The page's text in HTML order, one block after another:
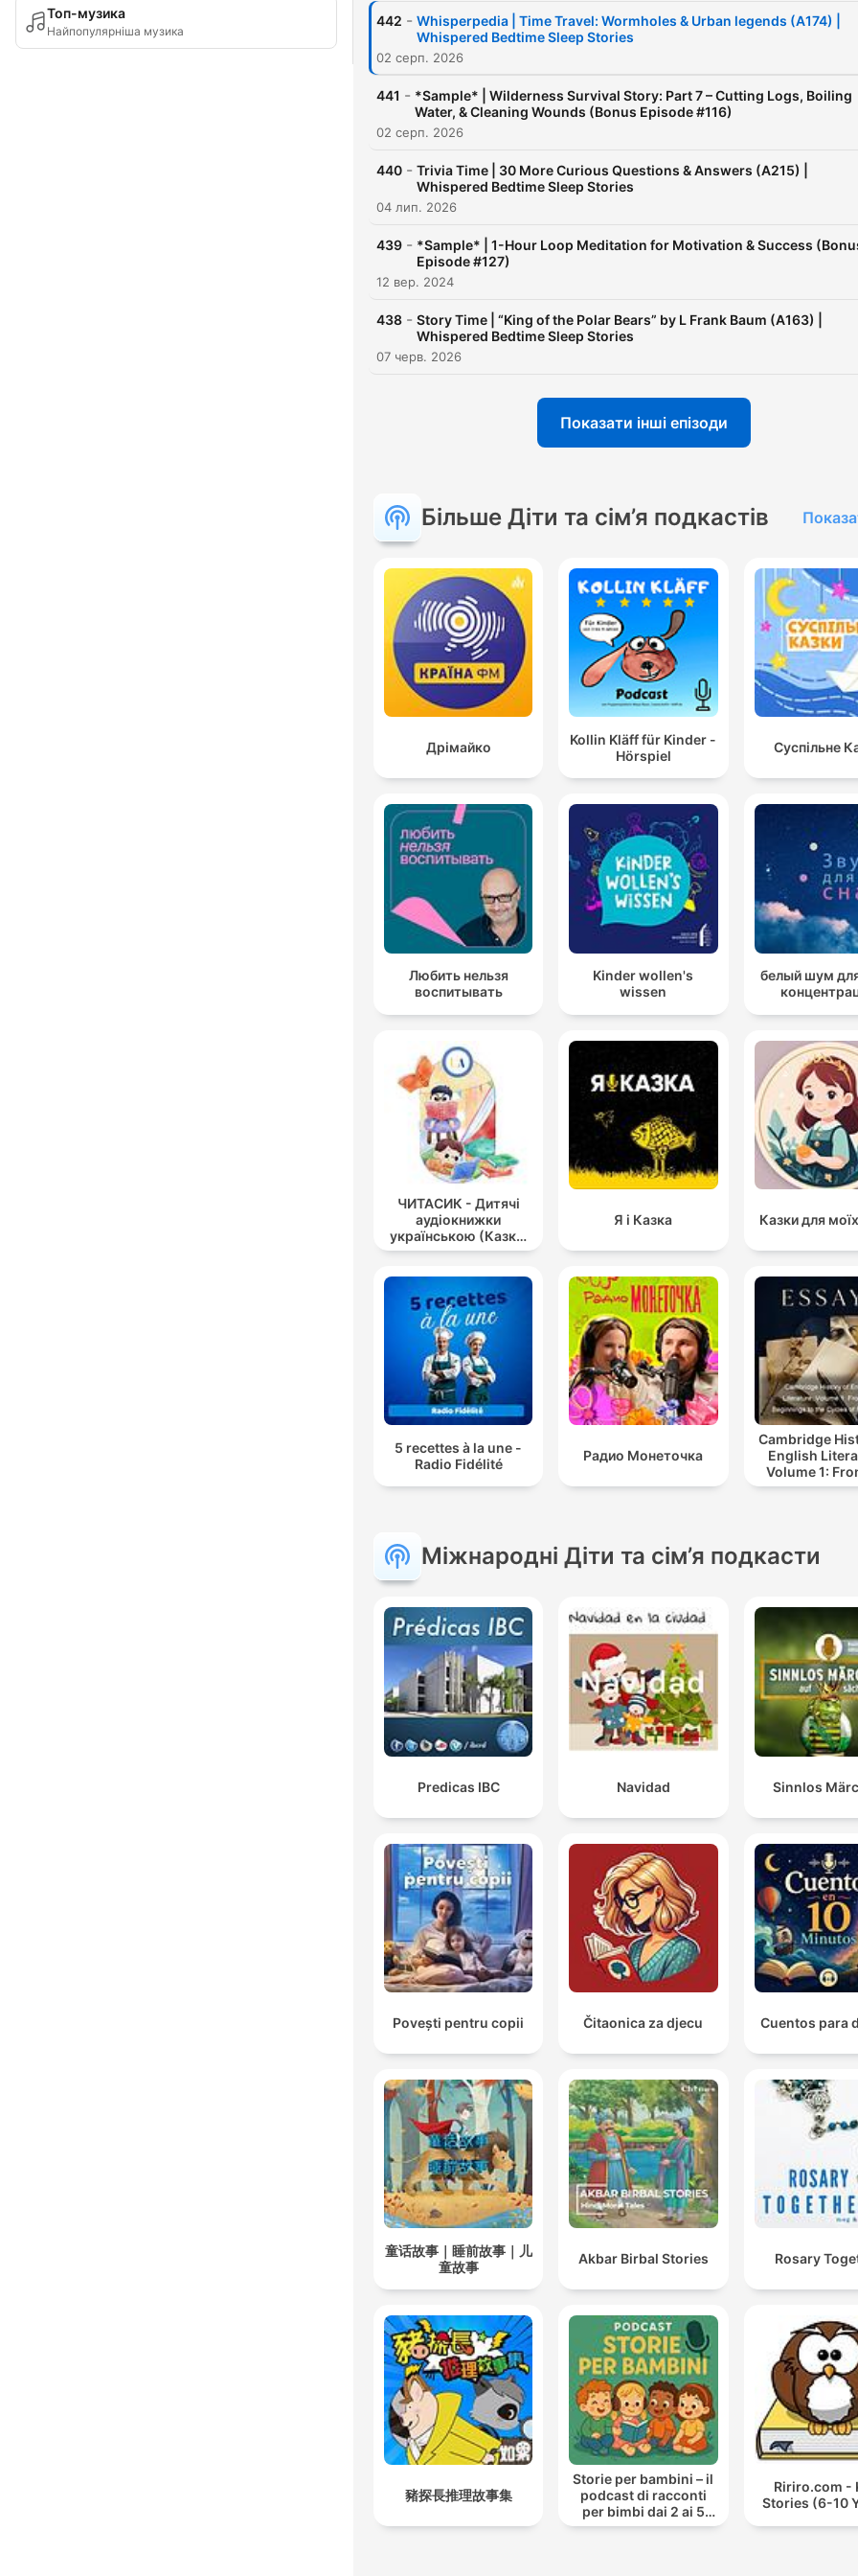
Топ-музика
Найпопулярніша музика
442 - Whisperpedia | Time Travel: Wormholes & Urban legends (A174) |
Whispered Bedtime Sleep Stories
02 серп. 2026
441 - *Sample* | Wilderness Survival Story: Part 7 – Cutting Logs, Boiling
Water, & Cleaning Wounds (Bonus Episode #116)
02 серп. 2026
440 - Trivia Time | 30 More Curious Questions & Answers (A215) |
Whispered Bedtime Sleep Stories
04 лип. 2026
439 - *Sample* | 1-Hour Loop Meditation for Motivation & Success
Episode #127)
12 вер. 2024
438 - Story Time | “King of the Polar Bears” by L Frank Baum (A163) |
Whispered Bedtime Sleep Stories
07 черв. 2026
Показати інші епізоди
Більше Діти та сім’я подкастів
Дрімайко
Kollin Kläff für Kinder -
Hörspiel
Суспільне
Любить нельзя
воспитывать
Kinder wollen's
wissen
белый шум
ЧИТАСИК - Дитячі
аудіокнижки
українською (Казки,
оповідання українс
Я і Казка Казки для
5 recettes à la une -
Radio Fidélité
Радио Монеточка
Cambridge
English
Volume 1:
Beginnings
Міжнародні Діти та сім’я подкасти
Predicas IBC Navidad Sinnlos
Povești pentru copii Čitaonica za djecu Cuentos para
童话故事｜睡前故事｜儿
童故事
Akbar Birbal Stories Rosary
豬探長推理故事集
Storie per bambini – il
podcast di racconti
per bimbi dai 2 ai 5
anni
Ririro.com -
Stories (6-10